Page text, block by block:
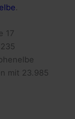
.
17
mit 23.985